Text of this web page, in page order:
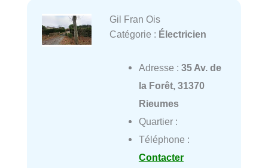
Gil Fran Ois
Catégorie : Électricien
Adresse : 35 Av. de
la Forêt, 31370
Rieumes
Quartier :
Téléphone :
Contacter